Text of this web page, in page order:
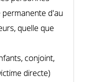
d'au
quelle que
conjoint,
directe)